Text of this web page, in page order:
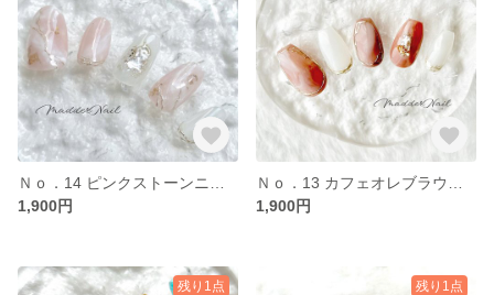
1,900円
1,900円
残り1点 残り1点